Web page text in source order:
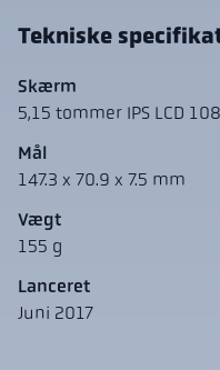
Tekniske
Skærm
5,15 tommer IPS LCD
Mål
147.3 x 70.9 x 7.5 mm
Vægt
155 g
Lanceret
Juni 2017